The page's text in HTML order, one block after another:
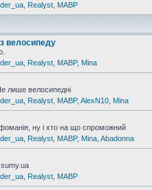
Realyst MABP
велосипеду
Realyst MABP, Mina
лише велосипедні
Realyst MABP, AlexN10 Mina
ну і хто на що спроможний
Realyst MABP, Mina Abadonna
Realyst MABP